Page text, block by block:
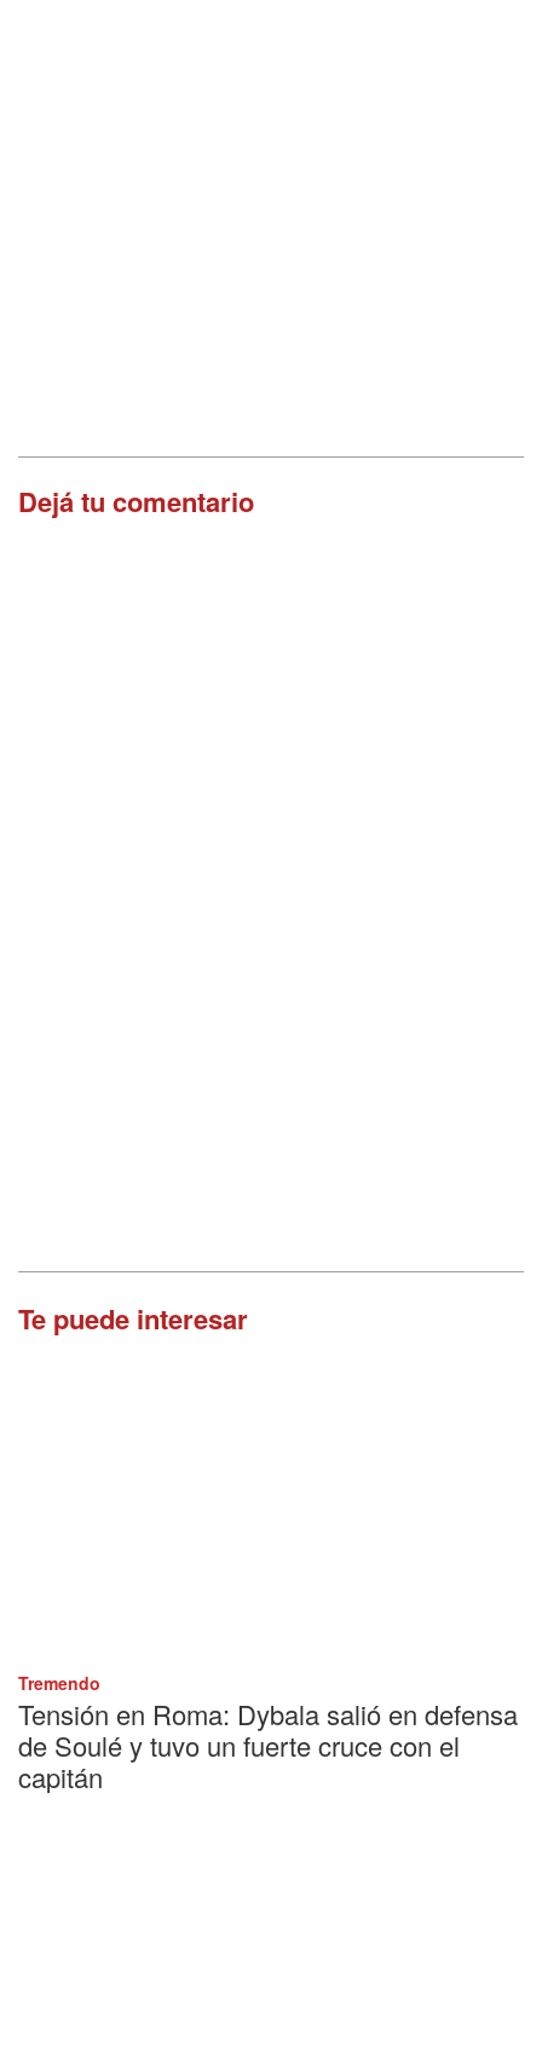
Dejá tu comentario
Te puede interesar
Tremendo
Tensión en Roma: Dybala salió en defensa
de Soulé y tuvo un fuerte cruce con el
capitán